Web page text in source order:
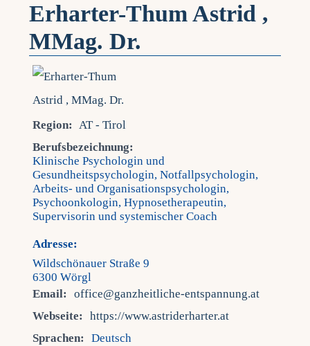
Erharter-Thum Astrid ,
MMag. Dr.
Region: AT - Tirol
Berufsbezeichnung:
Klinische Psychologin und
Gesundheitspsychologin, Notfallpsychologin,
Arbeits- und Organisationspsychologin,
Psychoonkologin, Hypnosetherapeutin,
Supervisorin und systemischer Coach
Adresse:
Wildschönauer Straße 9
6300 Wörgl
Email:
office@ganzheitliche-entspannung.at
Webseite:
https://www.astriderharter.at
Sprachen:
Deutsch